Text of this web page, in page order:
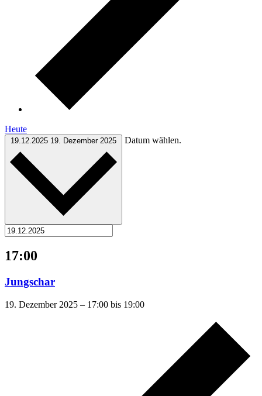
Heute
19.12.2025 19. Dezember 2025 Datum wählen.
17:00
Jungschar
19. Dezember 2025 – 17:00 bis 19:00